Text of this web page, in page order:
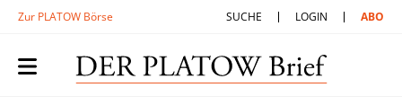
Zur PLATOW Börse SUCHE LOGIN ABO